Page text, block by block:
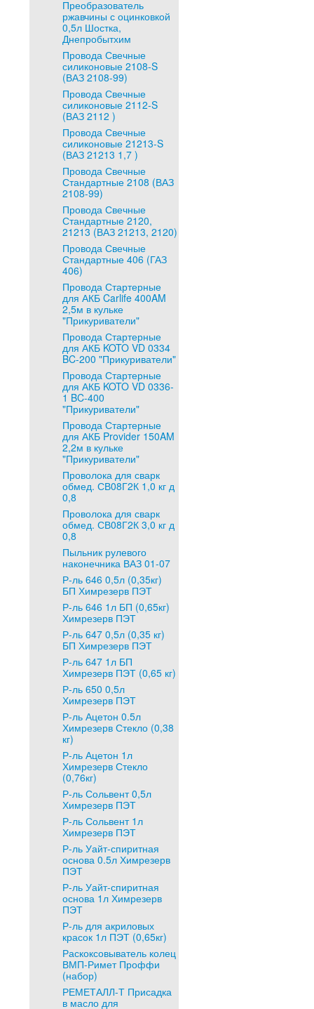
Преобразователь
ржавчины с оцинковкой
0,5л Шостка,
Днепробытхим
Провода Свечные
силиконовые 2108-S
(ВАЗ 2108-99)
Провода Свечные
силиконовые 2112-S
(ВАЗ 2112 )
Провода Свечные
силиконовые 21213-S
(ВАЗ 21213 1,7 )
Провода Свечные
Стандартные 2108 (ВАЗ
2108-99)
Провода Свечные
Стандартные 2120,
21213 (ВАЗ 21213, 2120)
Провода Свечные
Стандартные 406 (ГАЗ
406)
Провода Стартерные
для АКБ Carlife 400AM
2,5м в кульке
"Прикуриватели"
Провода Стартерные
для АКБ KOTO VD 0334
BC-200 "Прикуриватели"
Провода Стартерные
для АКБ KOTO VD 0336-
1 BC-400
"Прикуриватели"
Провода Стартерные
для АКБ Provider 150AM
2,2м в кульке
"Прикуриватели"
Проволока для сварк
обмед. СВ08Г2К 1,0 кг д
0,8
Проволока для сварк
обмед. СВ08Г2К 3,0 кг д
0,8
Пыльник рулевого
наконечника ВАЗ 01-07
Р-ль 646 0,5л (0,35кг)
БП Химрезерв ПЭТ
Р-ль 646 1л БП (0,65кг)
Химрезерв ПЭТ
Р-ль 647 0,5л (0,35 кг)
БП Химрезерв ПЭТ
Р-ль 647 1л БП
Химрезерв ПЭТ (0,65 кг)
Р-ль 650 0,5л
Химрезерв ПЭТ
Р-ль Ацетон 0.5л
Химрезерв Стекло (0,38
кг)
Р-ль Ацетон 1л
Химрезерв Стекло
(0,76кг)
Р-ль Сольвент 0,5л
Химрезерв ПЭТ
Р-ль Сольвент 1л
Химрезерв ПЭТ
Р-ль Уайт-спиритная
основа 0.5л Химрезерв
ПЭТ
Р-ль Уайт-спиритная
основа 1л Химрезерв
ПЭТ
Р-ль для акриловых
красок 1л ПЭТ (0,65кг)
Раскоксовыватель колец
ВМП-Римет Проффи
(набор)
РЕМЕТАЛЛ-Т Присадка
в масло для